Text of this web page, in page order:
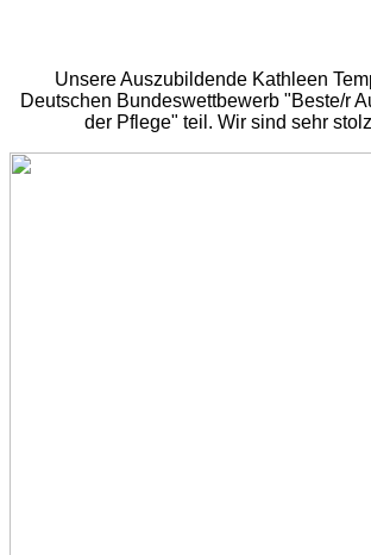
Unsere Auszubildende Kathleen
Deutschen Bundeswettbewerb "Beste/r
der Pflege" teil. Wir sind sehr